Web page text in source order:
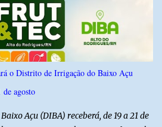
no TSE: RN-09520/2026
o Distrito de Irrigação do Baixo Açu
agosto
Açu (DIBA) receberá, de 19 a 21 de